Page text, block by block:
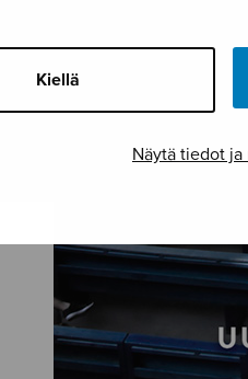
Kiellä
Näytä tiedot ja